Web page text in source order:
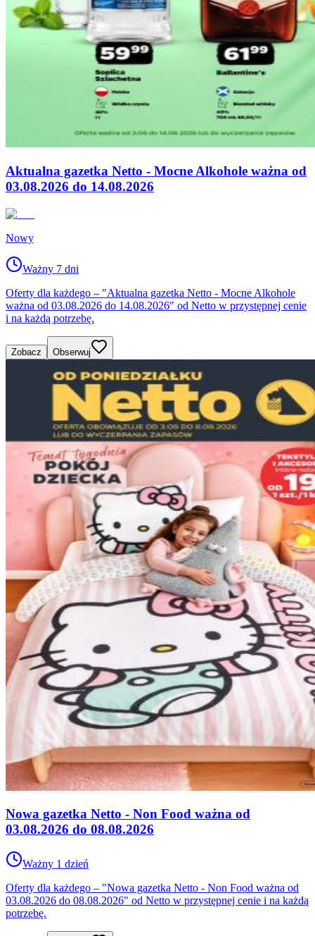
Aktualna gazetka Netto - Mocne Alkohole ważna od
03.08.2026 do 14.08.2026
Nowy
Ważny 7 dni
Oferty dla każdego – "Aktualna gazetka Netto - Mocne Alkohole
ważna od 03.08.2026 do 14.08.2026" od Netto w przystępnej cenie
i na każdą potrzebę.
Zobacz Obserwuj
Nowa gazetka Netto - Non Food ważna od
03.08.2026 do 08.08.2026
Ważny 1 dzień
Oferty dla każdego – "Nowa gazetka Netto - Non Food ważna od
03.08.2026 do 08.08.2026" od Netto w przystępnej cenie i na każdą
potrzebę.